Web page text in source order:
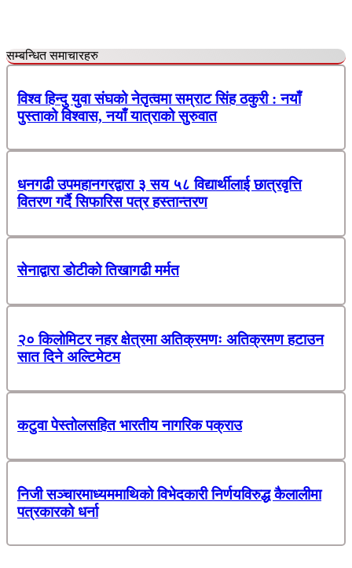
सम्बन्धित समाचारहरु
विश्व हिन्दु युवा संघको नेतृत्वमा सम्राट सिंह ठकुरी : नयाँ
पुस्ताको विश्वास, नयाँ यात्राको सुरुवात
धनगढी उपमहानगरद्वारा ३ सय ५८ विद्यार्थीलाई छात्रवृत्ति
वितरण गर्दै सिफारिस पत्र हस्तान्तरण
सेनाद्वारा डोटीको तिखागढी मर्मत
२० किलोमिटर नहर क्षेत्रमा अतिक्रमणः अतिक्रमण हटाउन
सात दिने अल्टिमेटम
कटुवा पेस्तोलसहित भारतीय नागरिक पक्राउ
निजी सञ्चारमाध्यममाथिको विभेदकारी निर्णयविरुद्ध कैलालीमा
पत्रकारको धर्ना